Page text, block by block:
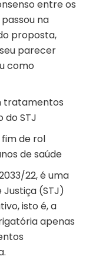
entre os
na
proposta,
parecer
como
tratamentos
do STJ
fim de rol
de saúde
22, é uma
(STJ)
isto é, a
apenas